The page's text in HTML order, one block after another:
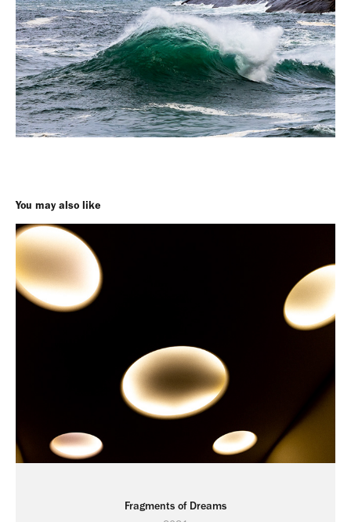
You may also like
Fragments of Dreams